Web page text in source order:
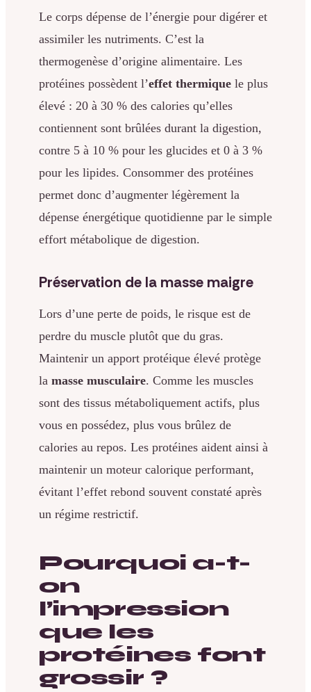
Le corps dépense de l’énergie pour digérer et
assimiler les nutriments. C’est la
thermogenèse d’origine alimentaire. Les
protéines possèdent l’effet thermique le plus
élevé : 20 à 30 % des calories qu’elles
contiennent sont brûlées durant la digestion,
contre 5 à 10 % pour les glucides et 0 à 3 %
pour les lipides. Consommer des protéines
permet donc d’augmenter légèrement la
dépense énergétique quotidienne par le simple
effort métabolique de digestion.
Préservation de la masse maigre
Lors d’une perte de poids, le risque est de
perdre du muscle plutôt que du gras.
Maintenir un apport protéique élevé protège
la masse musculaire. Comme les muscles
sont des tissus métaboliquement actifs, plus
vous en possédez, plus vous brûlez de
calories au repos. Les protéines aident ainsi à
maintenir un moteur calorique performant,
évitant l’effet rebond souvent constaté après
un régime restrictif.
Pourquoi a-t-
on
l’impression
que les
protéines font
grossir ?